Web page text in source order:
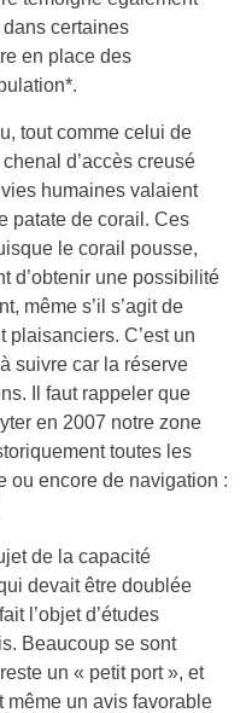
dans certaines
en place des
tout comme celui de
chenal d’accès creusé
humaines valaient
patate de corail. Ces
le corail pousse,
d’obtenir une possibilité
même s’il s’agit de
plaisanciers. C’est un
suivre car la réserve
Il faut rappeler que
en 2007 notre zone
toutes les
ou encore de navigation :
de la capacité
devait être doublée
l’objet d’études
Beaucoup se sont
un « petit port », et
même un avis favorable